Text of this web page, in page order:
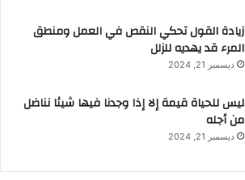
زيادة القول تحكي النقص في العمل ومنطق
المرء قد يهديه للزلل
ديسمبر 21, 2024
ليس للحياة قيمة إلا إذا وجدنا فيها شيئا نناضل
من أجله
ديسمبر 21, 2024